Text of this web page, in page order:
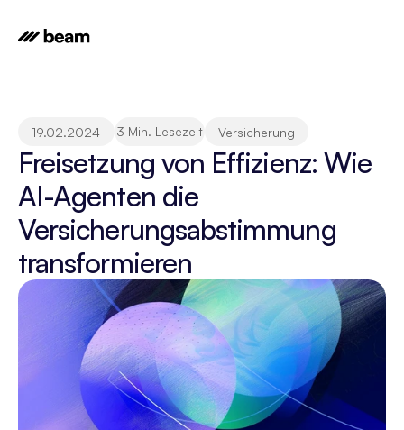
19.02.2024 3 Min. Lesezeit Versicherung
Freisetzung von Effizienz: Wie
AI-Agenten die
Versicherungsabstimmung
transformieren